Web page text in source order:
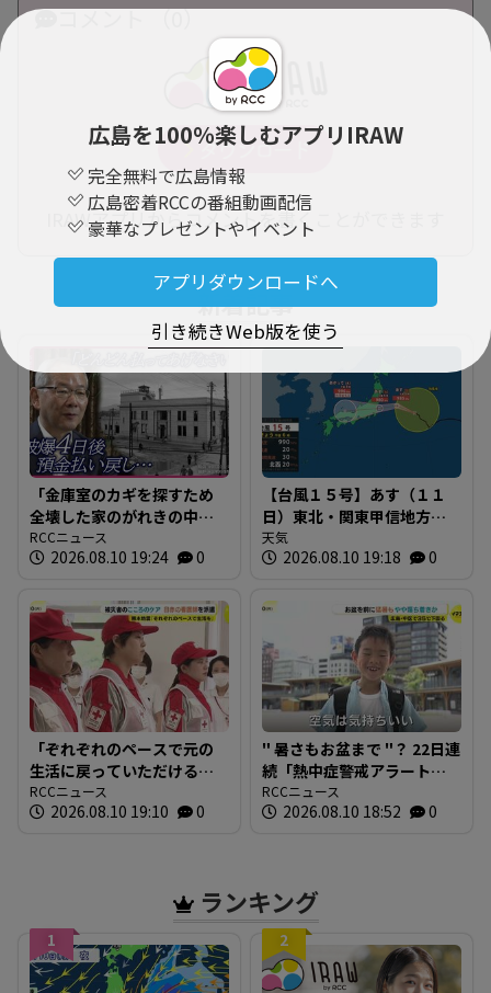
広島を100％楽しむアプリIRAW
完全無料で広島情報
広島密着RCCの番組動画配信
豪華なプレゼントやイベント
アプリダウンロードへ
引き続きWeb版を使う
コメント （0）
IRAWアプリからコメントを書くことができます
新着記事
「金庫室のカギを探すため
全壊した家のがれきの中を
捜索」被爆からわずか4日後
に預金の払い戻し業務を開
えるため被爆証言を地域で
まとめる取り組みも…
RCCニュース
2026.08.10 19:24 0
【台風１５号】あす（１１
日）東北・関東甲信地方で
荒れた天気に お盆休み期
間の移動は最新の交通情報
天気
2026.08.10 19:18 0
「ぞれぞれのペースで元の
生活に戻っていただけるよ
うに」 熊本地震の被災者
ケアで広島から看護師を派
RCCニュース
2026.08.10 19:10 0
" 暑さもお盆まで "？ 22日連
続「熱中症警戒アラート」
途切れる お盆を前に街は
にぎわう 広島市
RCCニュース
2026.08.10 18:52 0
ランキング
1 2